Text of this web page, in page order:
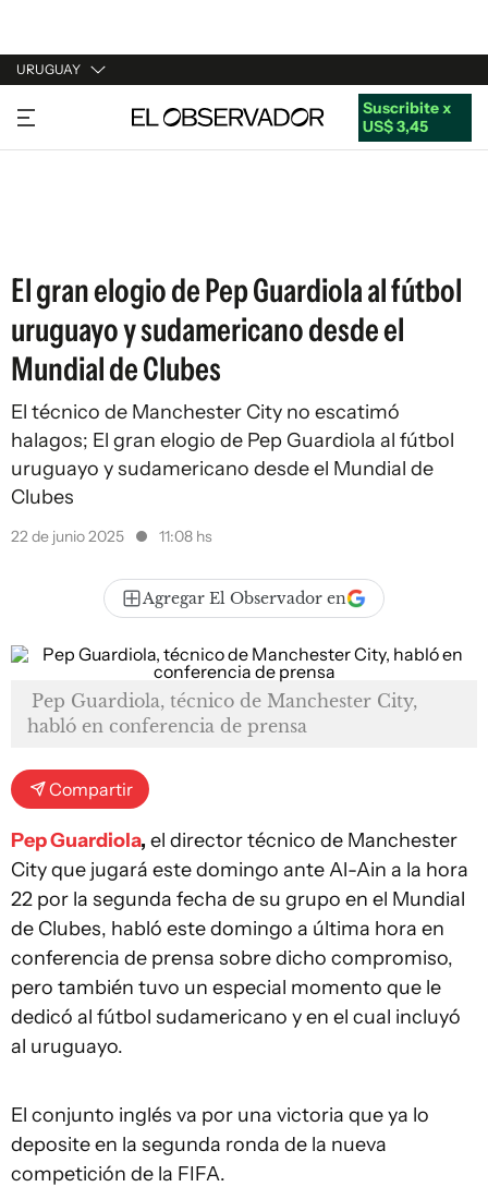
URUGUAY
URUGUAY
ARGENTINA
Suscribite x
US$ 3,45
El gran elogio de Pep Guardiola al fútbol
uruguayo y sudamericano desde el
Mundial de Clubes
El técnico de Manchester City no escatimó
halagos; El gran elogio de Pep Guardiola al fútbol
uruguayo y sudamericano desde el Mundial de
Clubes
22 de junio 2025 11:08 hs
Agregar El Observador en
Pep Guardiola, técnico de Manchester City,
habló en conferencia de prensa
Compartir
Pep Guardiola, el director técnico de Manchester
City que jugará este domingo ante Al-Ain a la hora
22 por la segunda fecha de su grupo en el Mundial
de Clubes, habló este domingo a última hora en
conferencia de prensa sobre dicho compromiso,
pero también tuvo un especial momento que le
dedicó al fútbol sudamericano y en el cual incluyó
al uruguayo.
El conjunto inglés va por una victoria que ya lo
deposite en la segunda ronda de la nueva
competición de la FIFA.